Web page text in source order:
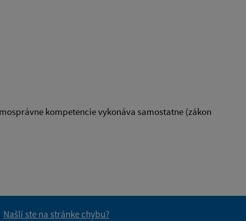
kompetencie vykonáva samostatne (zákon
Našli ste na stránke chybu?